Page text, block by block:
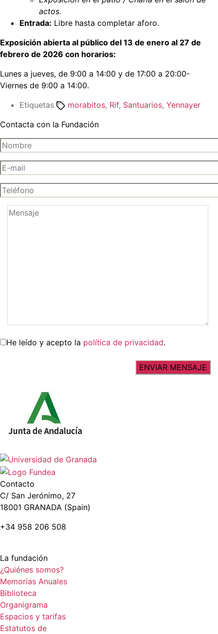
actos.
Entrada: Libre hasta completar aforo.
Exposición abierta al público del 13 de enero al 27 de
febrero de 2026 con horarios:
Lunes a jueves, de 9:00 a 14:00 y de 17:00 a 20:00-
Viernes de 9:00 a 14:00.
Etiquetas
morabitos, Rif, Santuarios, Yennayer
Contacta con la Fundación
He leído y acepto la política de privacidad.
Contacto
C/ San Jerónimo, 27
18001 GRANADA (Spain)
+34 958 206 508
La fundación
¿Quiénes somos?
Memorias Anuales
Biblioteca
Organigrama
Espacios y tarifas
Estatutos de